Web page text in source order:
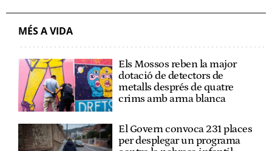
MÉS A VIDA
Els Mossos reben la major
dotació de detectors de
metalls després de quatre
crims amb arma blanca
El Govern convoca 231 places
per desplegar un programa